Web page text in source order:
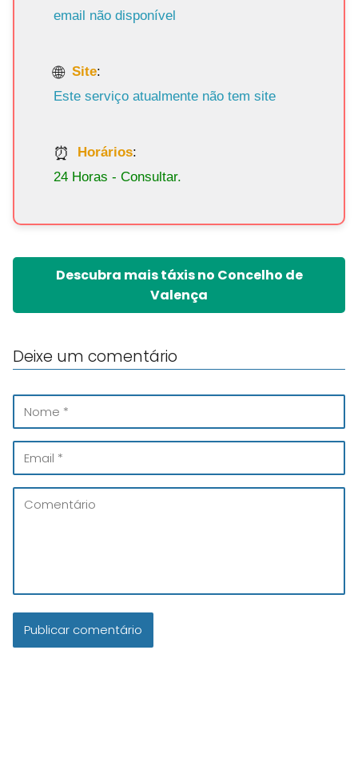
email não disponível
Site:
Este serviço atualmente não tem site
Horários:
24 Horas - Consultar.
Descubra mais táxis no Concelho de
Valença
Deixe um comentário